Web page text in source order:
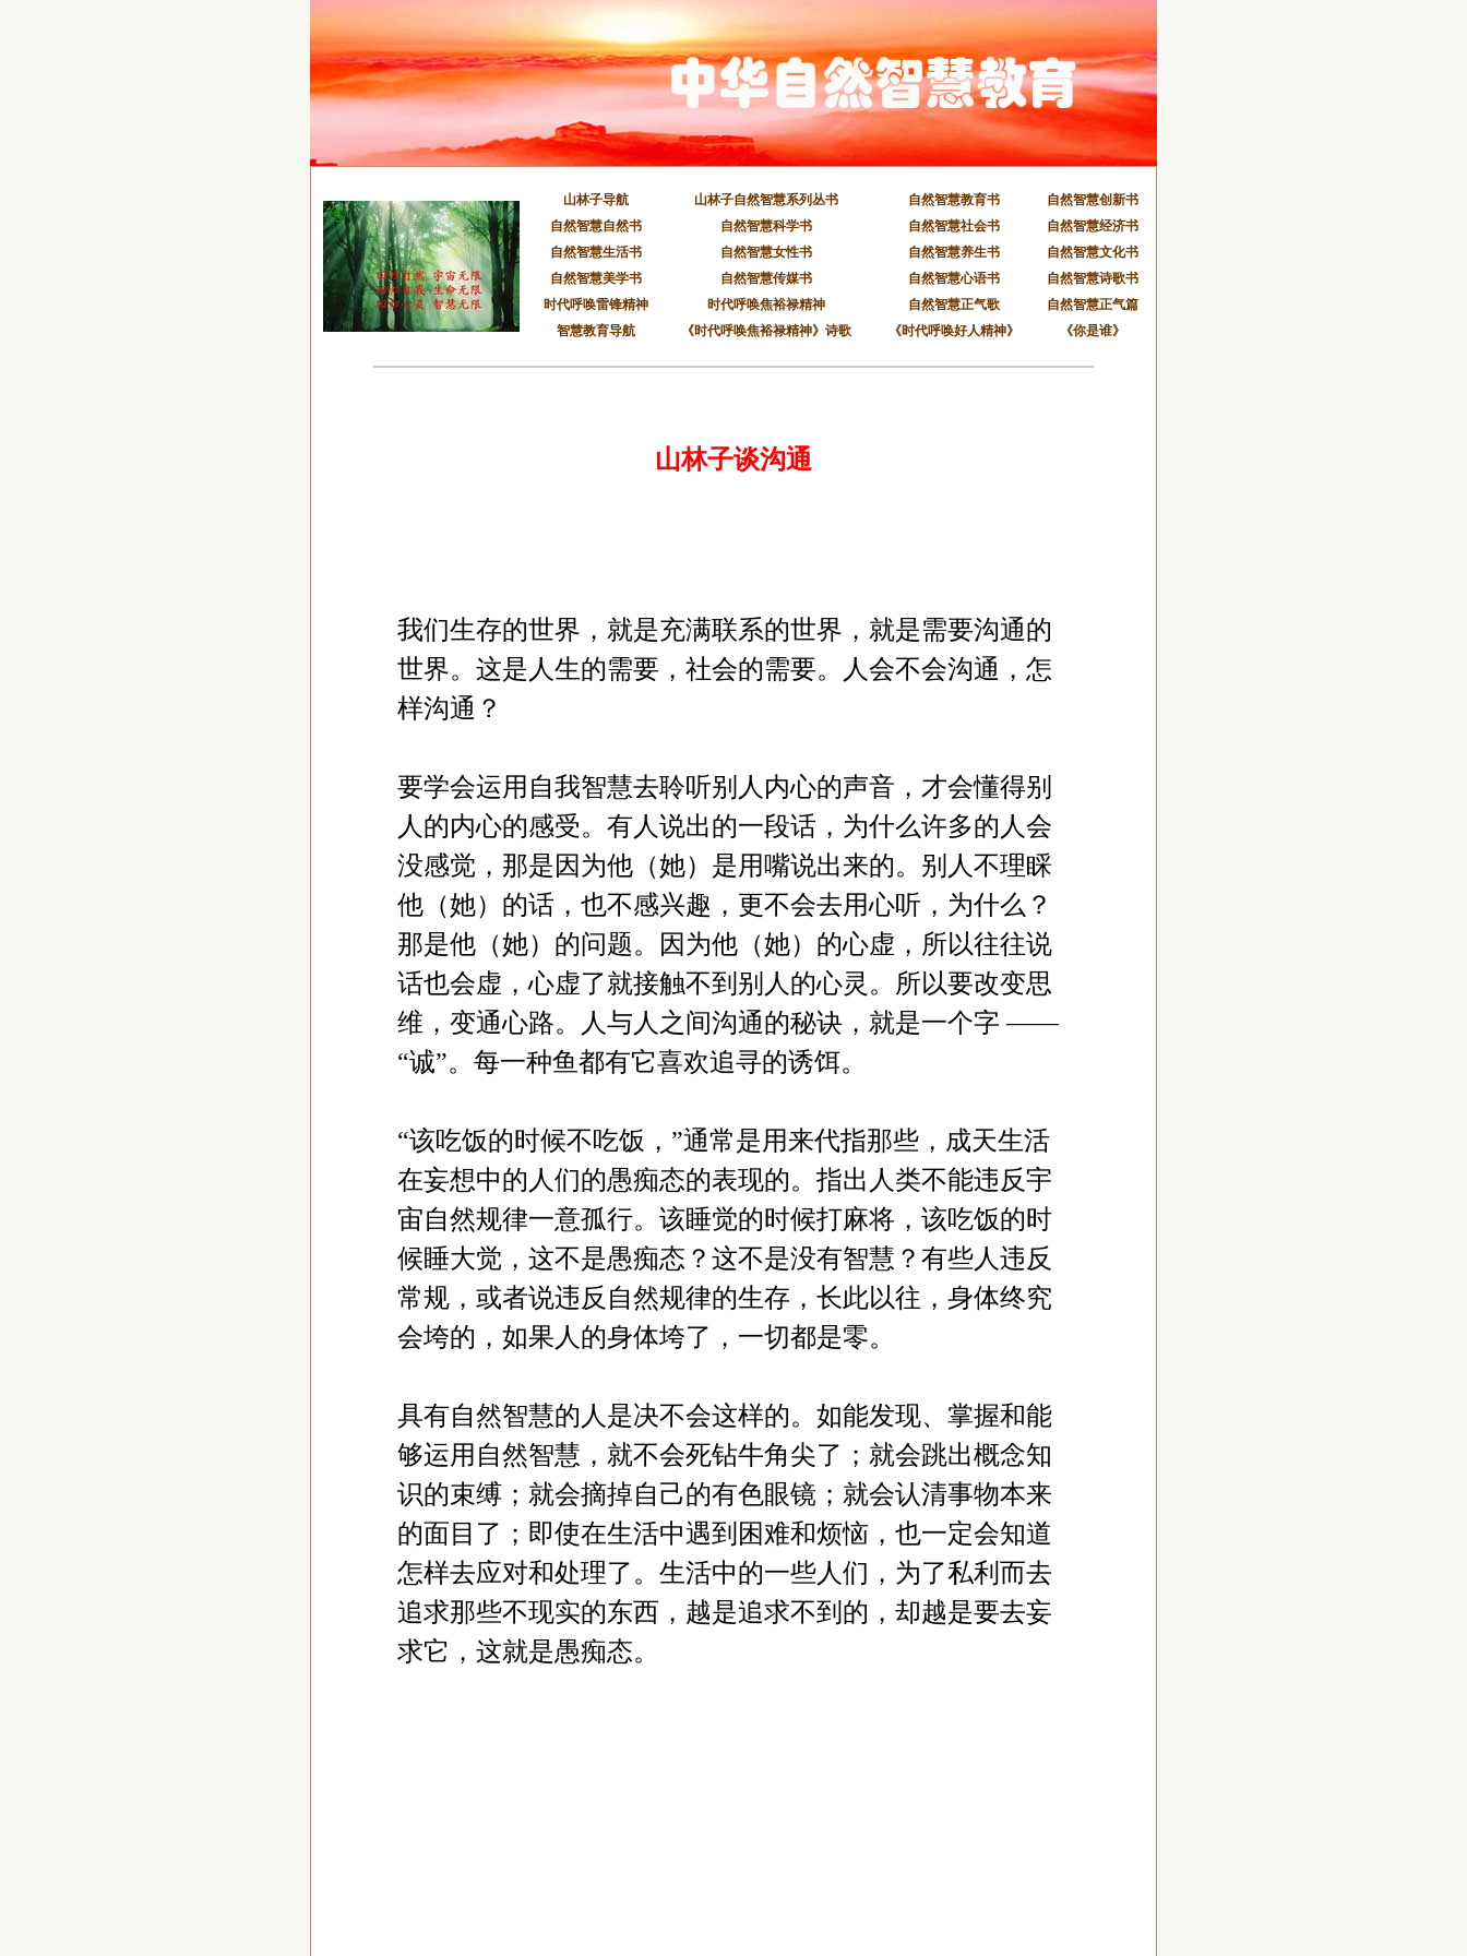
山林子导航 山林子自然智慧系列丛书 自然智慧教育书
自然智慧创新书
自然智慧自然书
自然智慧科学书 自然智慧社会书
自然智慧经济书
自然智慧生活书
自然智慧女性书 自然智慧养生书
自然智慧文化书
自然智慧美学书
自然智慧传媒书 自然智慧心语书
自然智慧诗歌书
时代呼唤雷锋精神
时代呼唤焦裕禄精神 自然智慧正气歌
自然智慧正气篇
智慧教育导航
《时代呼唤焦裕禄精神》诗歌 《时代呼唤好人精神》 《你是谁》
山林子谈沟通
我们生存的世界，就是充满联系的世界，就是需要沟通的
世界。这是人生的需要，社会的需要。人会不会沟通，怎
样沟通？
要学会运用自我智慧去聆听别人内心的声音，才会懂得别
人的内心的感受。有人说出的一段话，为什么许多的人会
没感觉，那是因为他（她）是用嘴说出来的。别人不理睬
他（她）的话，也不感兴趣，更不会去用心听，为什么？
那是他（她）的问题。因为他（她）的心虚，所以往往说
话也会虚，心虚了就接触不到别人的心灵。所以要改变思
维，变通心路。人与人之间沟通的秘诀，就是一个字 ——
“诚”。每一种鱼都有它喜欢追寻的诱饵。
“该吃饭的时候不吃饭，”通常是用来代指那些，成天生活
在妄想中的人们的愚痴态的表现的。指出人类不能违反宇
宙自然规律一意孤行。该睡觉的时候打麻将，该吃饭的时
候睡大觉，这不是愚痴态？这不是没有智慧？有些人违反
常规，或者说违反自然规律的生存，长此以往，身体终究
会垮的，如果人的身体垮了，一切都是零。
具有自然智慧的人是决不会这样的。如能发现、掌握和能
够运用自然智慧，就不会死钻牛角尖了；就会跳出概念知
识的束缚；就会摘掉自己的有色眼镜；就会认清事物本来
的面目了；即使在生活中遇到困难和烦恼，也一定会知道
怎样去应对和处理了。生活中的一些人们，为了私利而去
追求那些不现实的东西，越是追求不到的，却越是要去妄
求它，这就是愚痴态。